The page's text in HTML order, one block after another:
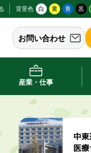
背景色 白 黄 青 黒
お問い合わせ
産業・仕事